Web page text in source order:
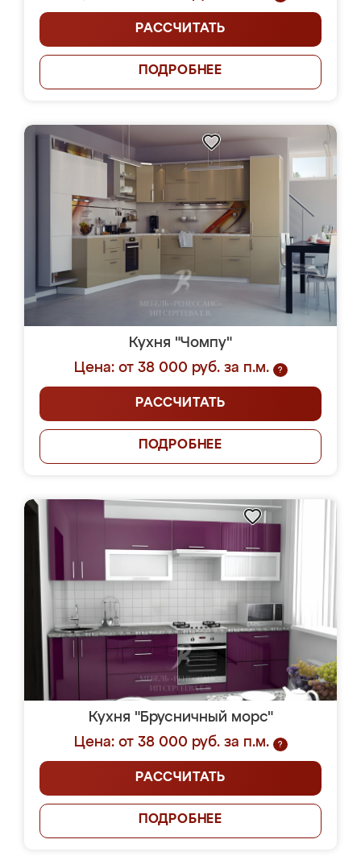
РАССЧИТАТЬ
ПОДРОБНЕЕ
Кухня "Чомпу"
Цена: от 38 000 руб. за п.м.
?
РАССЧИТАТЬ
ПОДРОБНЕЕ
Кухня "Брусничный морс"
Цена: от 38 000 руб. за п.м.
?
РАССЧИТАТЬ
ПОДРОБНЕЕ